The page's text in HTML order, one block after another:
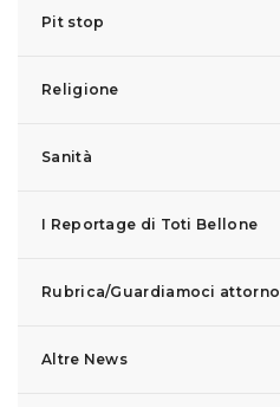
Pit stop
Religione
Sanità
I Reportage di Toti Bellone
Rubrica/Guardiamoci attorno
Altre News